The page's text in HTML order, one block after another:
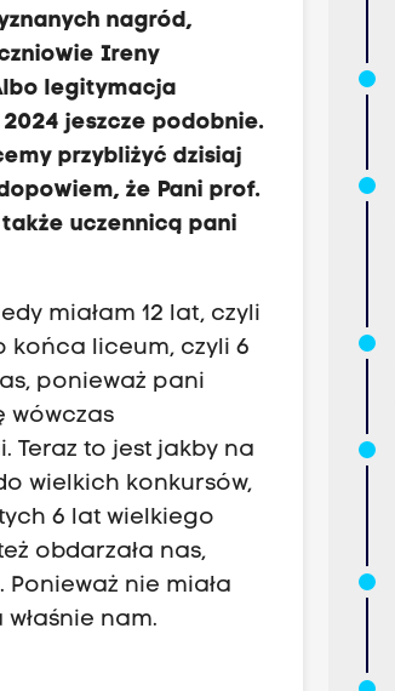
nagród,
Ireny
legitymacja
jeszcze podobnie.
przybliżyć dzisiaj
że Pani prof.
uczennicą pani
miałam 12 lat, czyli
końca liceum, czyli 6
ponieważ pani
wówczas
Teraz to jest jakby na
wielkich konkursów,
6 lat wielkiego
obdarzała nas,
nie miała
nam.